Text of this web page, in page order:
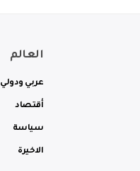
العالم
عربي ودولي
أقتصاد
سياسة
الاخيرة